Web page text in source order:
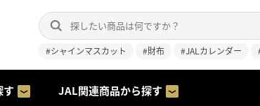
#シャインマスカット #財布 #JALカレンダー
す JAL関連商品から探す